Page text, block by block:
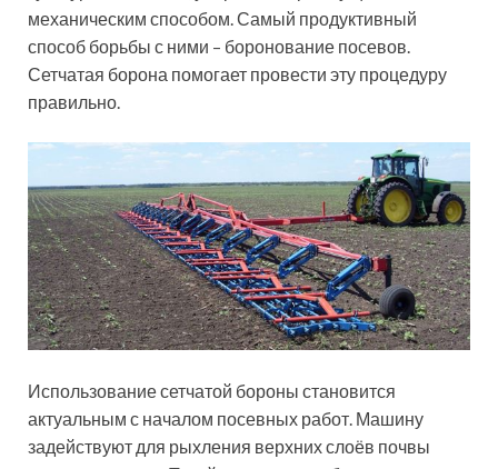
механическим способом. Самый продуктивный
способ борьбы с ними – боронование посевов.
Сетчатая борона помогает провести эту процедуру
правильно.
Использование сетчатой бороны становится
актуальным с началом посевных работ. Машину
задействуют для рыхления верхних слоёв почвы